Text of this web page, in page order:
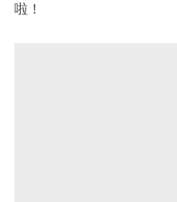
啦！